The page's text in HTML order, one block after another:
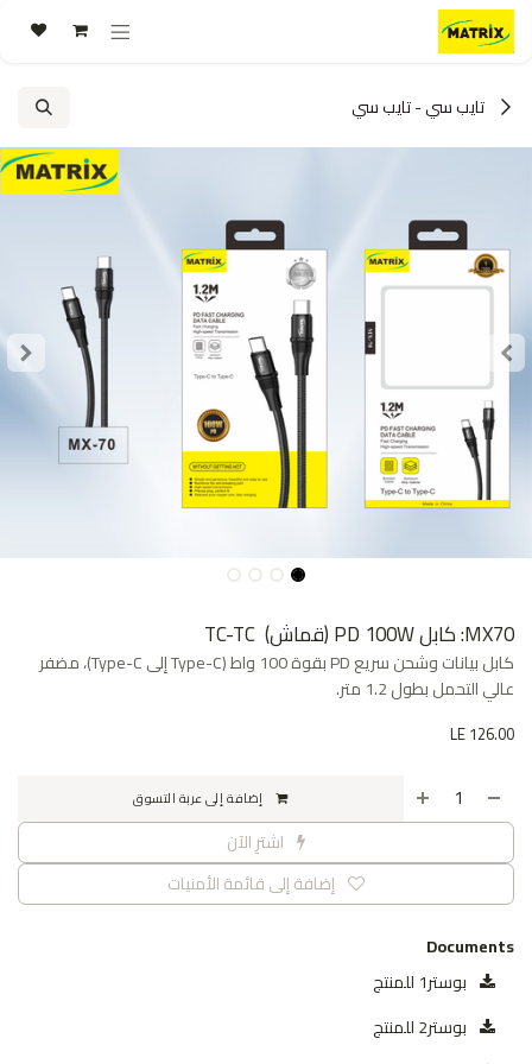
تخطي للذهاب إلى المحتوى
تايب سي - تايب سي
MX70: كابل PD 100W (قماش) TC-TC
كابل بيانات وشحن سريع PD بقوة 100 واط (Type-C إلى Type-C)، مضفر
عالي التحمل بطول 1.2 متر.
126.00
إضافة إلى قائمة الأمنيات
Documents
بوستر1 للمنتج
بوستر2 للمنتج